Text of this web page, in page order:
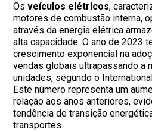
Osveículos elétricos,
motores de combustão interna,
através da energia elétrica
alta capacidade. O ano de 2023
crescimento exponencial na
vendas globais ultrapassando a
unidades, segundo o
Este número representa um
relação aos anos anteriores,
tendência de transição
transportes.